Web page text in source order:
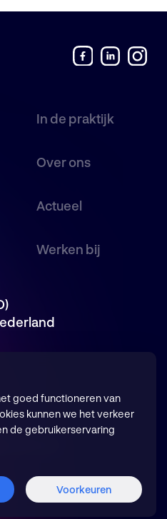
In de praktijk
Over ons
Actueel
Werken bij
goed functioneren van
kunnen we het verkeer
de gebruikerservaring
Voorkeuren